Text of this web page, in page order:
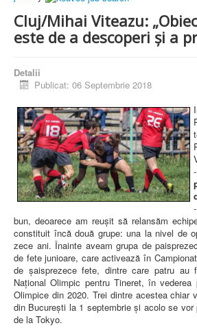
Cluj/Mihai Viteazu:
este de a descoperi și a
Detalii
Publicat: 06 Septembrie 2018
bun, deoarece am reușit să relansăm
constituit încă două grupe: una la nivel de
zece ani. Înainte aveam grupa de
de fete junioare, care activează în
de șaisprezece fete, dintre care patru au
Național Olimpic pentru Tineret, în vederea
Olimpice din 2020. Trei dintre acestea chiar
din București la 1 septembrie și acolo se vor
de la Tokyo.